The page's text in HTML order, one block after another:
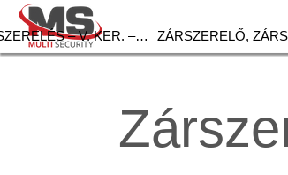
– V. KER. –… ZÁRSZERELŐ,